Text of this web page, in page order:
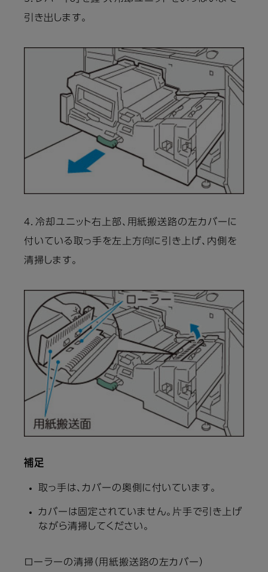
引き出します。
4．冷却ユニット右上部、用紙搬送路の左カバーに
付いている取っ手を左上方向に引き上げ、内側を
清掃します。
補足
取っ手は、カバーの奥側に付いています。
カバーは固定されていません。片手で引き上げ
ながら清掃してください。
ローラーの清掃（用紙搬送路の左カバー）